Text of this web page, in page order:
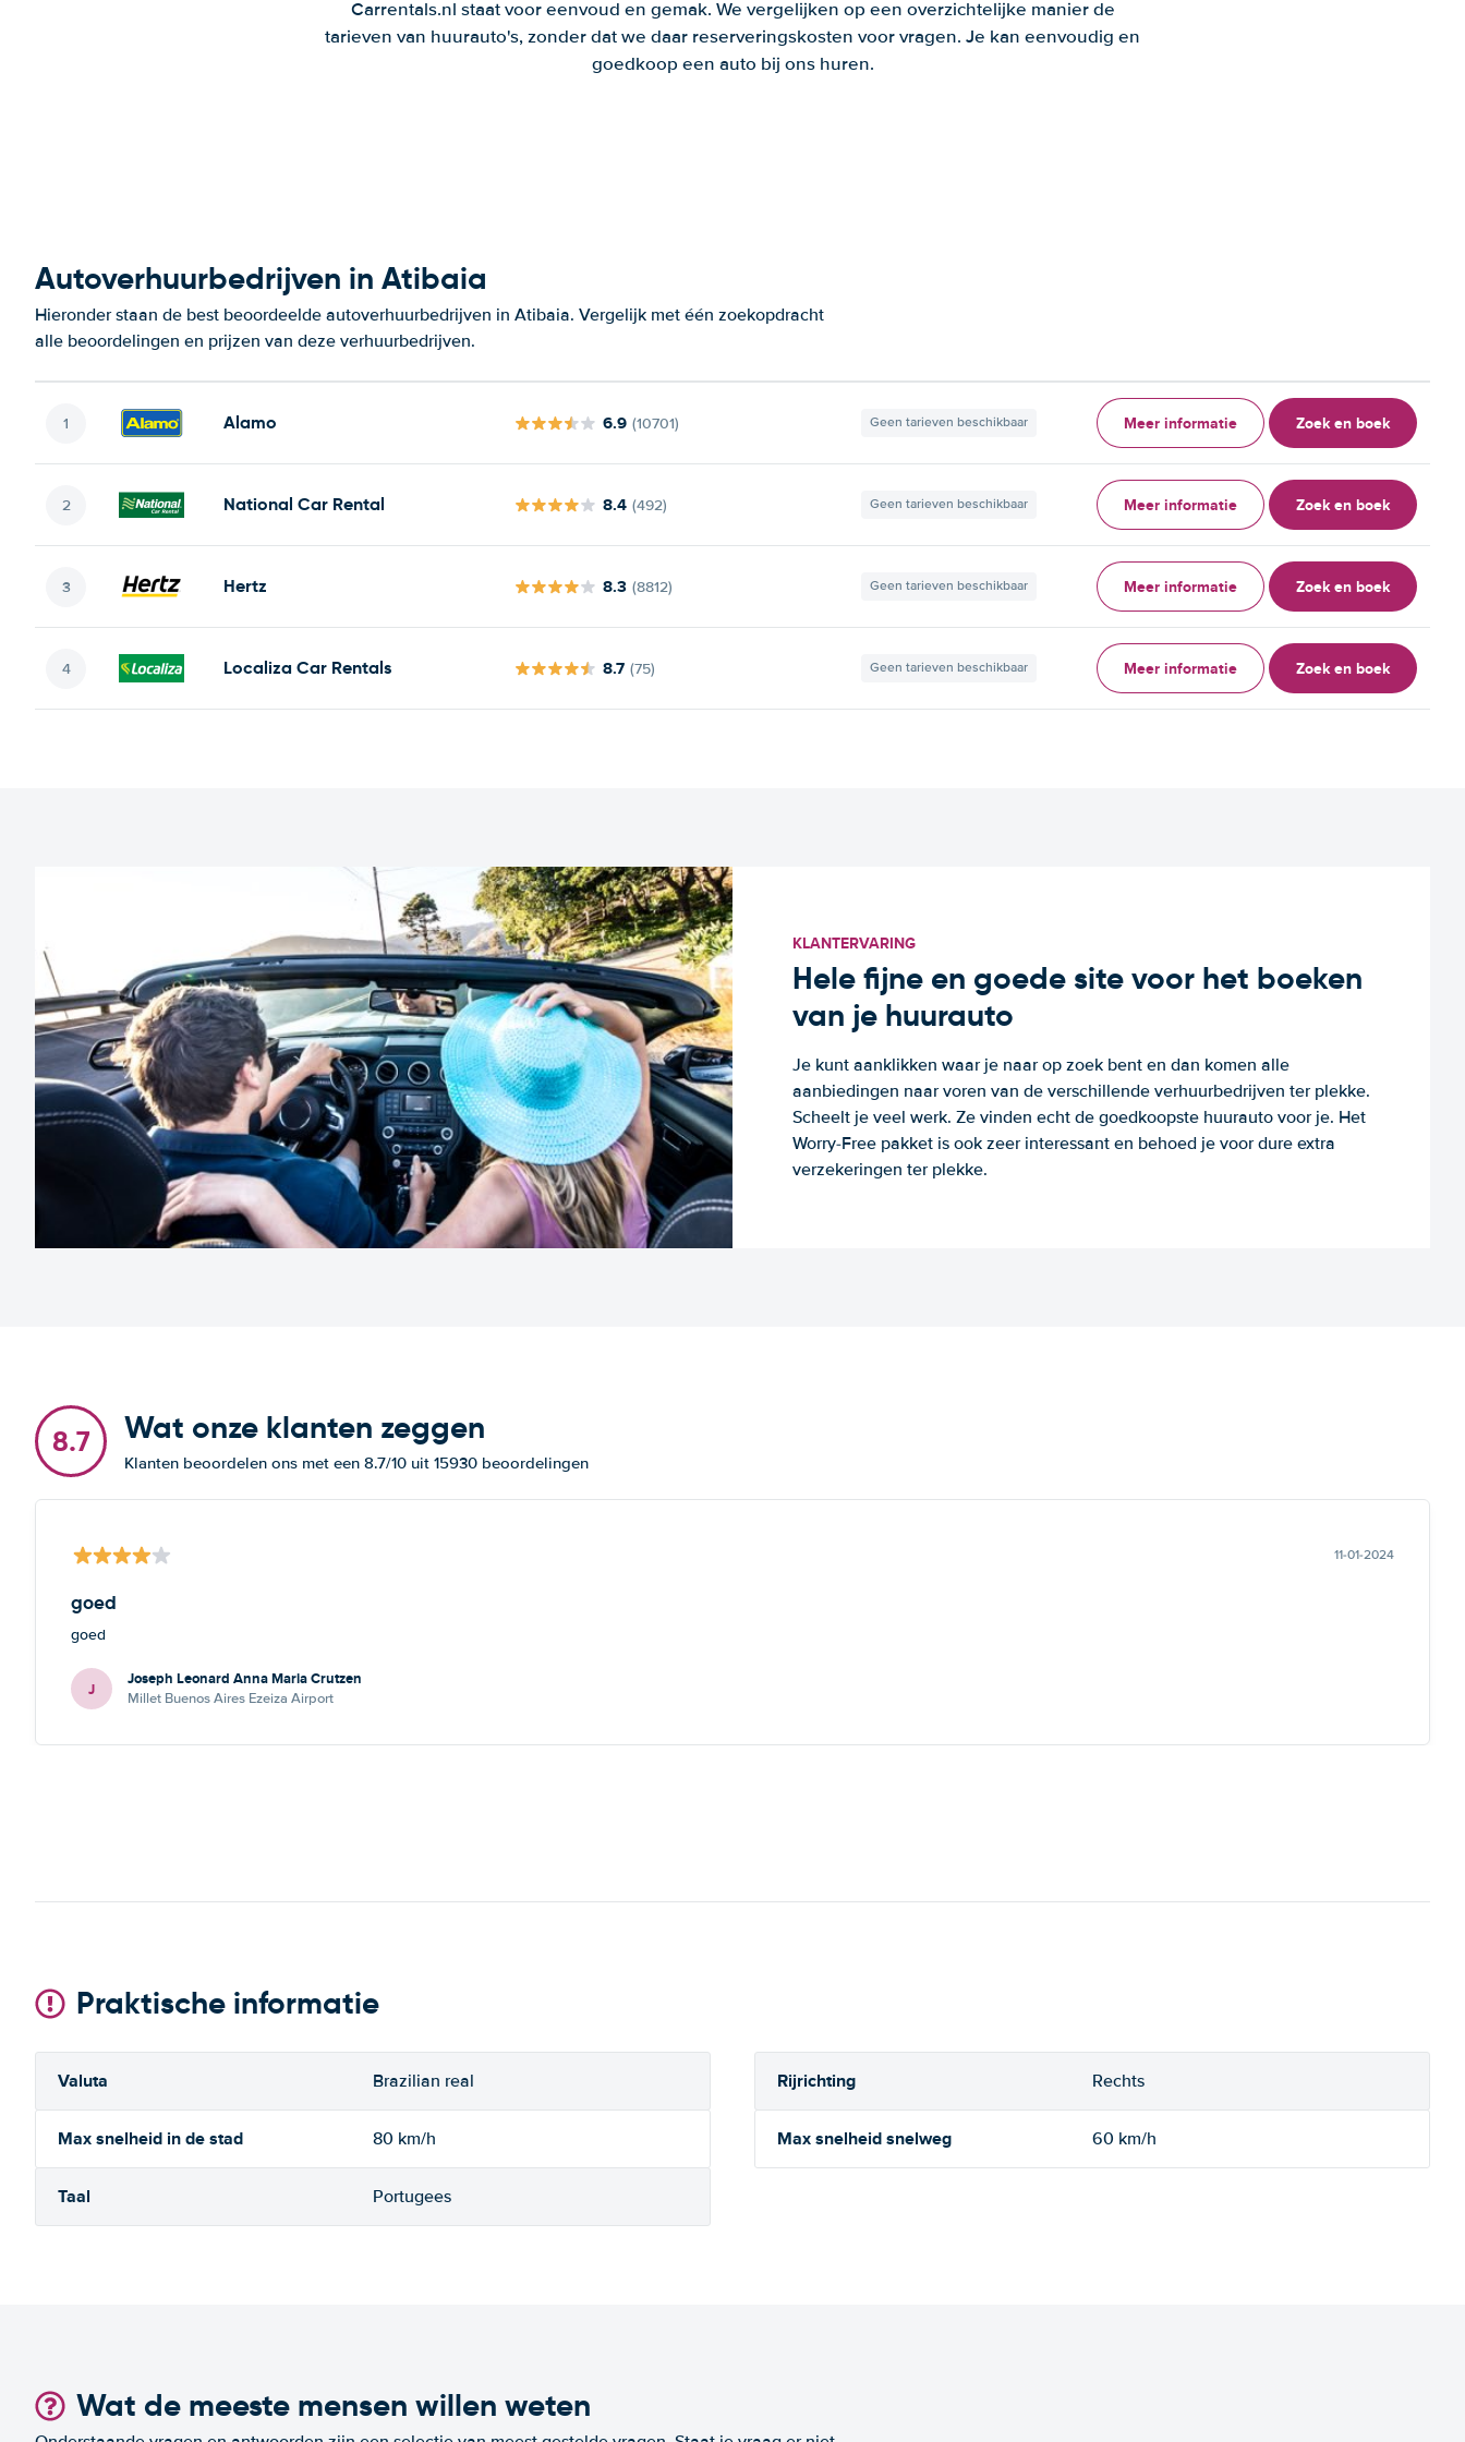
Carrentals.nl staat voor eenvoud en gemak. We vergelijken op een overzichtelijke manier de
tarieven van huurauto's, zonder dat we daar reserveringskosten voor vragen. Je kan eenvoudig en
goedkoop een auto bij ons huren.
Autoverhuurbedrijven in Atibaia
Hieronder staan de best beoordeelde autoverhuurbedrijven in Atibaia. Vergelijk met één zoekopdracht
alle beoordelingen en prijzen van deze verhuurbedrijven.
Alamo 6.9 (10701) Geen tarieven beschikbaar Meer informatie Zoek en boek
National Car Rental 8.4 (492) Geen tarieven beschikbaar Meer informatie Zoek en boek
Hertz 8.3 (8812) Geen tarieven beschikbaar Meer informatie Zoek en boek
Localiza Car Rentals 8.7 (75) Geen tarieven beschikbaar Meer informatie Zoek en boek
KLANTERVARING
Hele fijne en goede site voor het boeken
van je huurauto
Je kunt aanklikken waar je naar op zoek bent en dan komen alle
aanbiedingen naar voren van de verschillende verhuurbedrijven ter plekke.
Scheelt je veel werk. Ze vinden echt de goedkoopste huurauto voor je. Het
Worry-Free pakket is ook zeer interessant en behoed je voor dure extra
verzekeringen ter plekke.
8.7 Wat onze klanten zeggen
Klanten beoordelen ons met een 8.7/10 uit 15930 beoordelingen
11-01-2024
goed
goed
J Joseph Leonard Anna Maria Crutzen
Millet Buenos Aires Ezeiza Airport
Praktische informatie
Valuta Brazilian real Rijrichting Rechts
Max snelheid in de stad 80 km/h Max snelheid snelweg 60 km/h
Taal Portugees
Wat de meeste mensen willen weten